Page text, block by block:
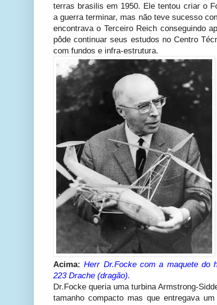
terras brasilis em 1950. Ele tentou criar o
a guerra terminar, mas não teve sucesso
encontrava o Terceiro Reich conseguindo
pôde continuar seus estudos no Centro
com fundos e infra-estrutura.
Acima: Herr Dr.Focke com a maquete do
223 Drache (dragão).
Dr.Focke queria uma turbina Armstrong-
tamanho compacto mas que entregava